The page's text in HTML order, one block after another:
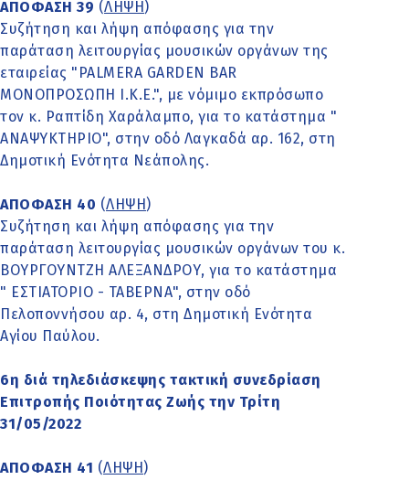
ΑΠΟΦΑΣΗ 39 (ΛΗΨΗ )
Συζήτηση και λήψη απόφασης για την
παράταση λειτουργίας μουσικών οργάνων της
εταιρείας "PALMERA GARDEN BAR
ΜΟΝΟΠΡΟΣΩΠΗ Ι.Κ.Ε.", με νόμιμο εκπρόσωπο
τον κ. Ραπτίδη Χαράλαμπο, για το κατάστημα "
ΑΝΑΨΥΚΤΗΡΙΟ", στην οδό Λαγκαδά αρ. 162, στη
Δημοτική Ενότητα Νεάπολης.
ΑΠΟΦΑΣΗ 40 (ΛΗΨΗ )
Συζήτηση και λήψη απόφασης για την
παράταση λειτουργίας μουσικών οργάνων του κ.
ΒΟΥΡΓΟΥΝΤΖΗ ΑΛΕΞΑΝΔΡΟΥ, για το κατάστημα
" ΕΣΤΙΑΤΟΡΙΟ - ΤΑΒΕΡΝΑ", στην οδό
Πελοποννήσου αρ. 4, στη Δημοτική Ενότητα
Αγίου Παύλου.
6η διά τηλεδιάσκεψης τακτική συνεδρίαση
Επιτροπής Ποιότητας Ζωής την Τρίτη
31/05/2022
ΑΠΟΦΑΣΗ 41 (ΛΗΨΗ )